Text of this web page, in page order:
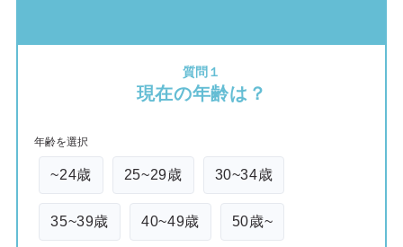
質問１
現在の年齢は？
年齢を選択
~24歳 25~29歳 30~34歳
35~39歳 40~49歳 50歳~